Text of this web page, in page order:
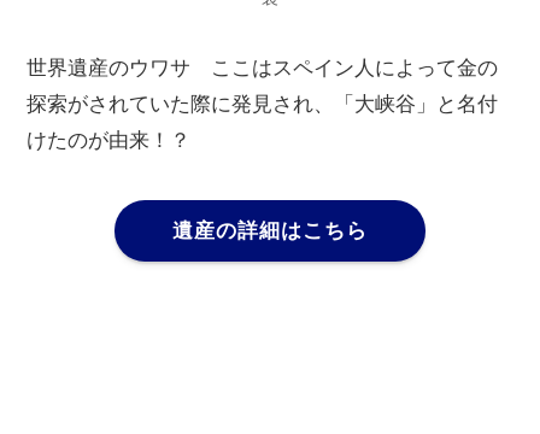
世界遺産のウワサ ここはスペイン人によって金の
探索がされていた際に発見され、「大峡谷」と名付
けたのが由来！？
遺産の詳細はこちら